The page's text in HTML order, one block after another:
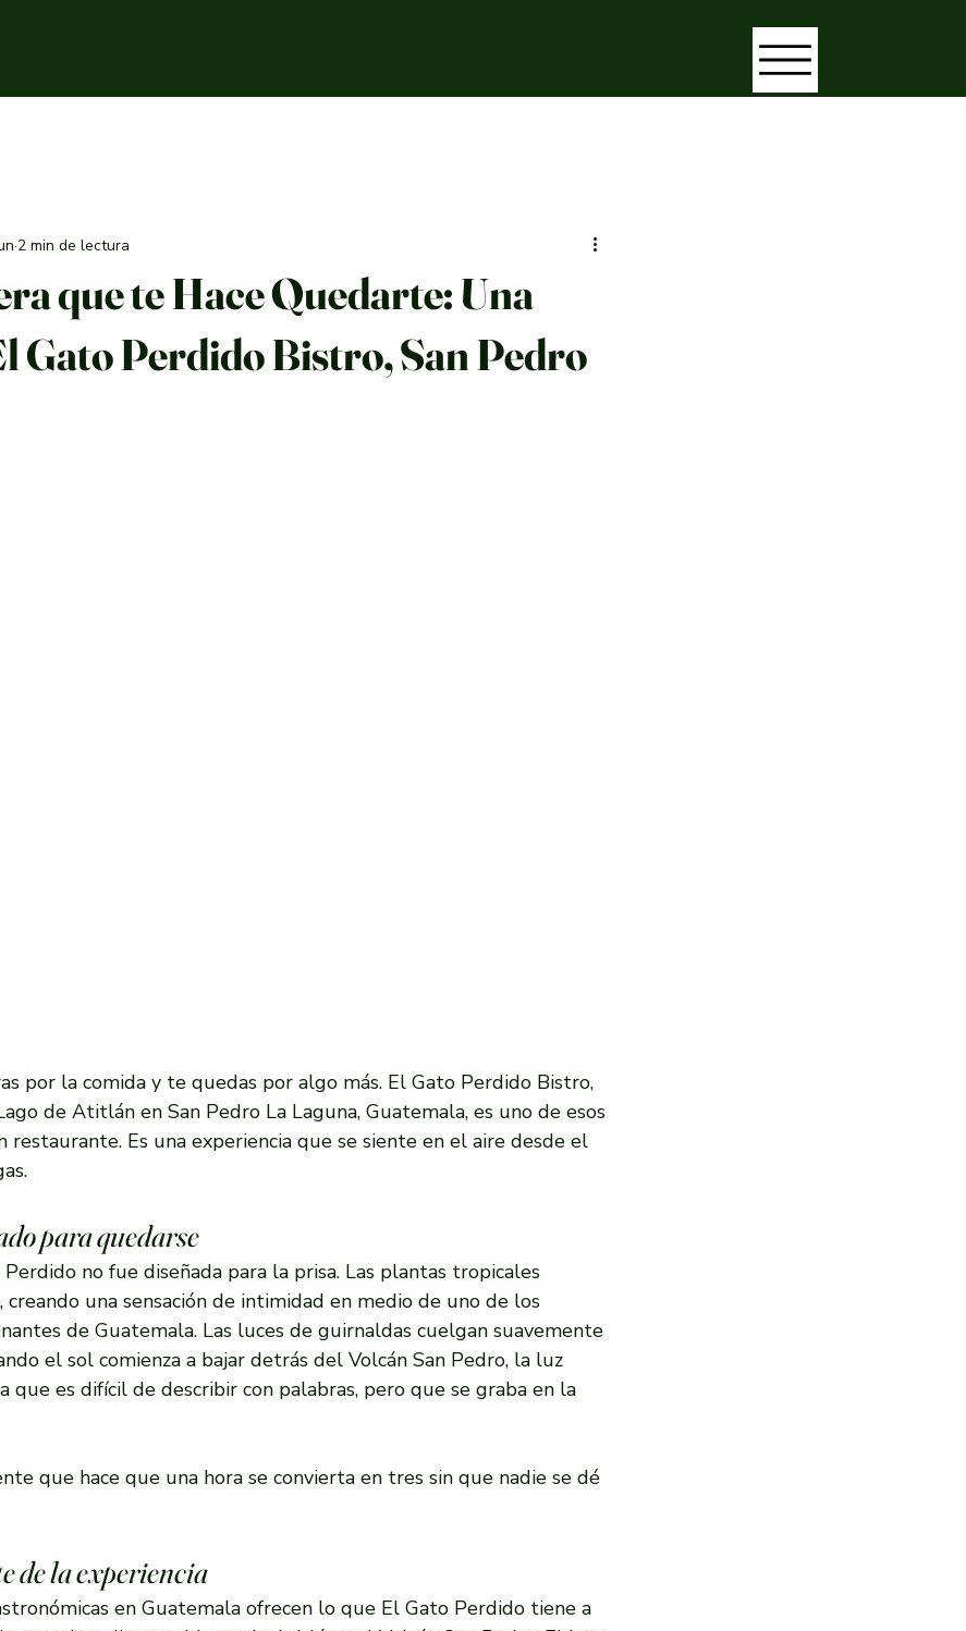
que te Hace Quedarte: Una
Gato Perdido Bistro, San Pedro
2 min de lectura
por la comida y te quedas por algo más. El Gato Perdido Bistro,
de Atitlán en San Pedro La Laguna, Guatemala, es uno de esos
restaurante. Es una experiencia que se siente en el aire desde el
para quedarse
no fue diseñada para la prisa. Las plantas tropicales
creando una sensación de intimidad en medio de uno de los
de Guatemala. Las luces de guirnaldas cuelgan suavemente
el sol comienza a bajar detrás del Volcán San Pedro, la luz
que es difícil de describir con palabras, pero que se graba en la
que hace que una hora se convierta en tres sin que nadie se dé
de la experiencia
en Guatemala ofrecen lo que El Gato Perdido tiene a